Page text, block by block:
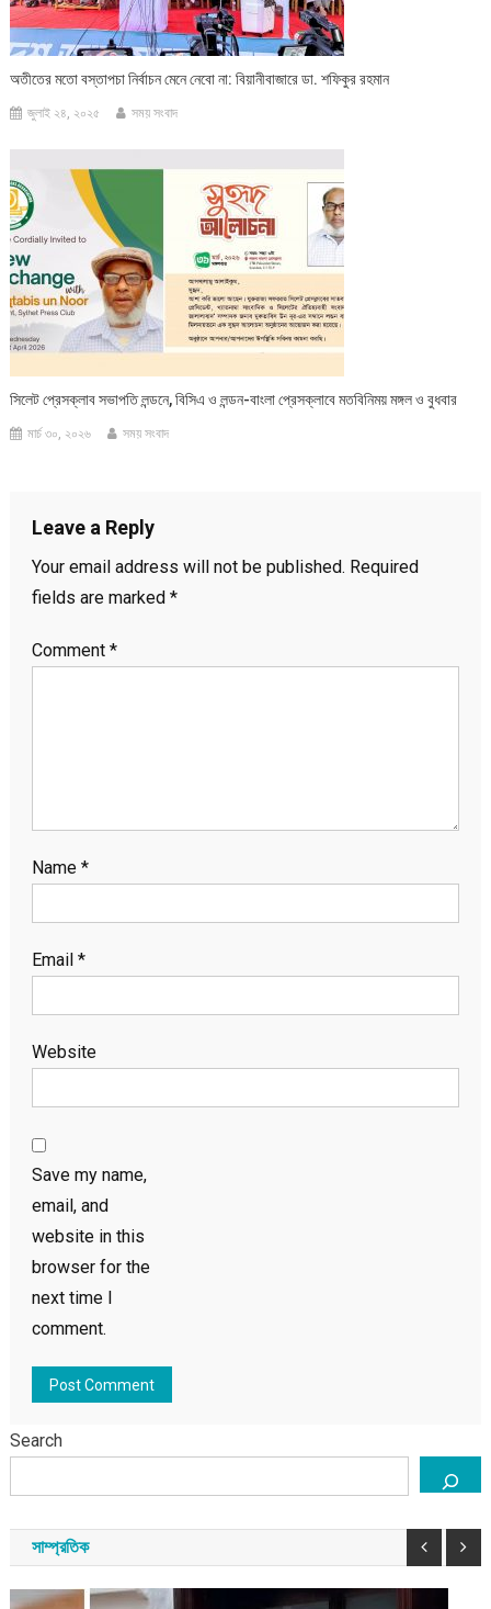
অতীতের মতো বস্তাপচা নির্বাচন মেনে নেবো না: বিয়ানীবাজারে ডা. শফিকুর রহমান
জুলাই ২৪, ২০২৫ সময় সংবাদ
সিলেট প্রেসক্লাব সভাপতি লন্ডনে, বিসিএ ও লন্ডন-বাংলা প্রেসক্লাবে মতবিনিময় মঙ্গল ও বুধবার
মার্চ ৩০, ২০২৬ সময় সংবাদ
Leave a Reply
Your email address will not be published. Required
fields are marked *
Comment *
Name *
Email *
Website
Save my name,
email, and
website in this
browser for the
next time I
comment.
Search
সাম্প্রতিক